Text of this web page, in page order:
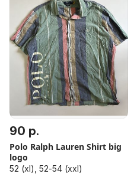
90 р.
Polo Ralph Lauren Shirt big
logo
52 (xl), 52-54 (xxl)